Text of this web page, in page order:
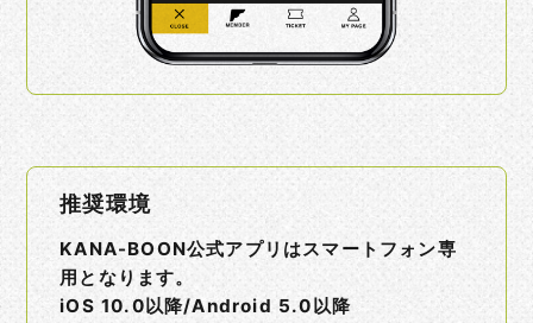
推奨環境
KANA-BOON公式アプリはスマートフォン専
用となります。
iOS 10.0以降/Android 5.0以降